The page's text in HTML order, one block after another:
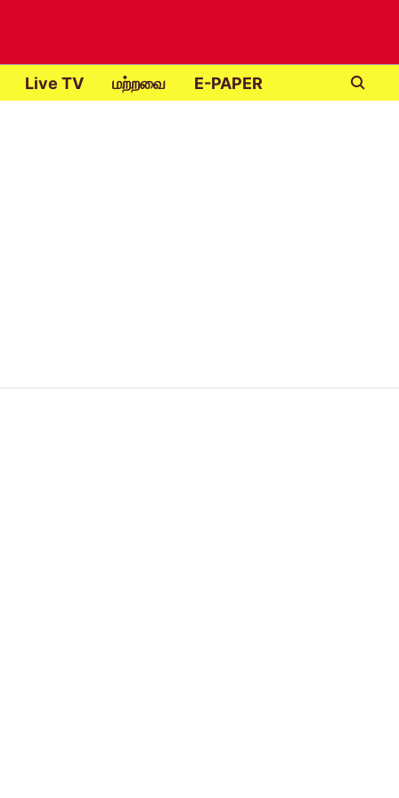
Live TV மற்றவை E-PAPER